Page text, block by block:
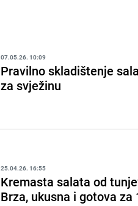
07.05.26. 10:09
Pravilno skladištenje
za svježinu
25.04.26. 16:55
Kremasta salata od
Brza, ukusna i gotova za